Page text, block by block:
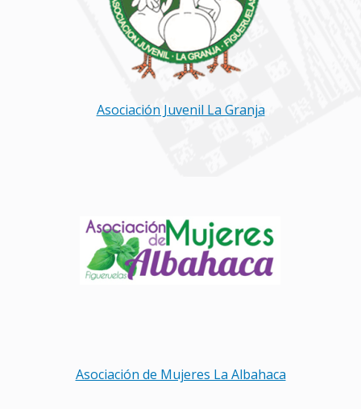
Asociación Juvenil La Granja
Asociación de Mujeres La Albahaca